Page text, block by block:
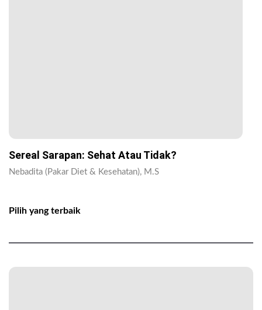
Sereal Sarapan: Sehat Atau Tidak?
Nebadita (Pakar Diet & Kesehatan), M.S
Pilih yang terbaik